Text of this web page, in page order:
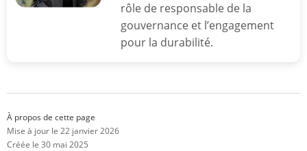
rôle de responsable de la
gouvernance et l’engagement
pour la durabilité.
À propos de cette page
Mise à jour le 22 janvier 2026
Créée le 30 mai 2025